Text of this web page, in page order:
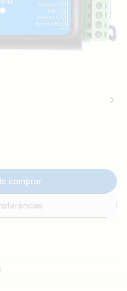
uma advertência
da bateria antes de
acionar um relé, um LED ou
LED azul do estado do
para as advertências e
comprar